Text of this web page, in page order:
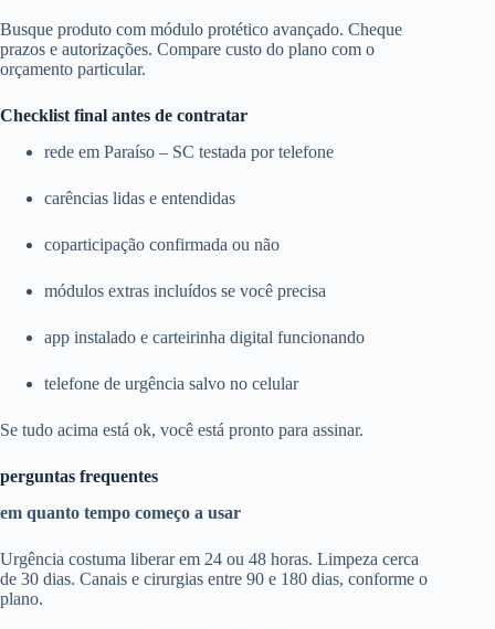
Busque produto com módulo protético avançado. Cheque
prazos e autorizações. Compare custo do plano com o
orçamento particular.
Checklist final antes de contratar
rede em Paraíso – SC testada por telefone
carências lidas e entendidas
coparticipação confirmada ou não
módulos extras incluídos se você precisa
app instalado e carteirinha digital funcionando
telefone de urgência salvo no celular
Se tudo acima está ok, você está pronto para assinar.
perguntas frequentes
em quanto tempo começo a usar
Urgência costuma liberar em 24 ou 48 horas. Limpeza cerca
de 30 dias. Canais e cirurgias entre 90 e 180 dias, conforme o
plano.